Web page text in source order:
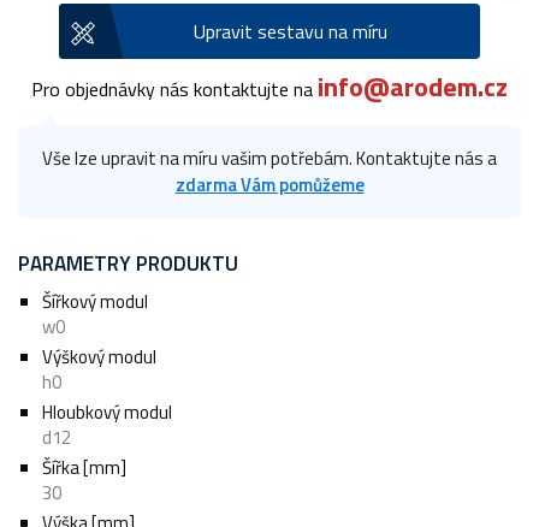
Upravit sestavu na míru
Pro objednávky nás kontaktujte na info@arodem.cz
Vše lze upravit na míru vašim potřebám. Kontaktujte nás a
zdarma Vám pomůžeme
PARAMETRY PRODUKTU
Šířkový modul
w0
Výškový modul
h0
Hloubkový modul
d12
Šířka [mm]
30